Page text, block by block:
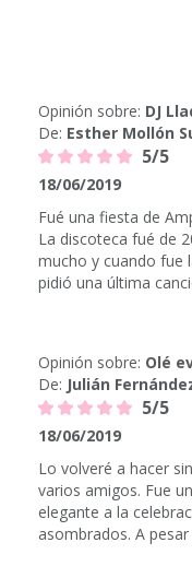
Opinión sobre: DJ
De: Esther Mollón
5/5
18/06/2019
Fué una fiesta de
La discoteca fué de
mucho y cuando fue
pidió una última
Opinión sobre: Olé
De: Julián
5/5
18/06/2019
Lo volveré a hacer
varios amigos. Fue
elegante a la
asombrados. A